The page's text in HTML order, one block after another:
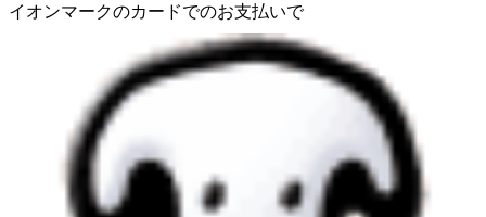
イオンマークのカードでのお支払いで